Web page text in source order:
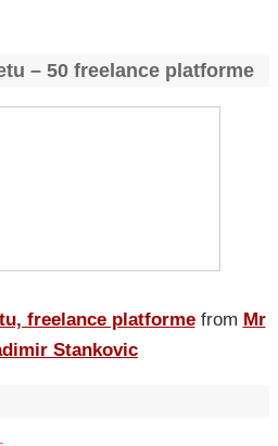
– 50 freelance platforme
freelance platforme from Mr
Stankovic